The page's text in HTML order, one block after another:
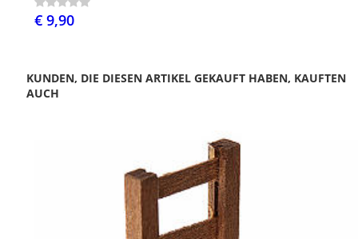
€ 9,90
KUNDEN, DIE DIESEN ARTIKEL GEKAUFT HABEN, KAUFTEN
AUCH